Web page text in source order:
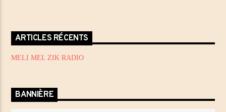
ARTICLES RÉCENTS
MELI MEL ZIK RADIO
BANNIÈRE